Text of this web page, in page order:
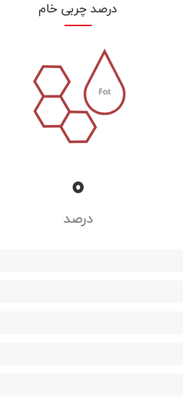
درصد چربی خام
0
درصد